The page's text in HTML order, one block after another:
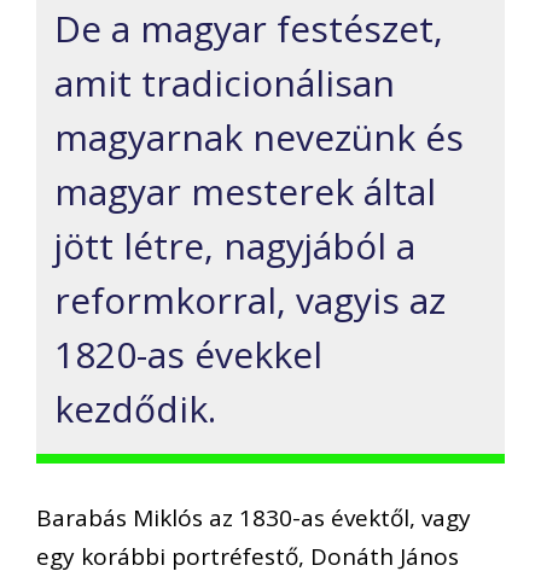
De a magyar festészet,
amit tradicionálisan
magyarnak nevezünk és
magyar mesterek által
jött létre, nagyjából a
reformkorral, vagyis az
1820-as évekkel
kezdődik.
Barabás Miklós az 1830-as évektől, vagy
egy korábbi portréfestő, Donáth János